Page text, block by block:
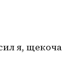
я, щекоча